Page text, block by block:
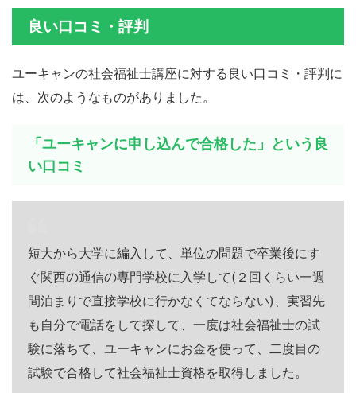
良い口コミ・評判
ユーキャンの社会福祉士講座に対する良い口コミ・評判に
は、次のようなものがありました。
「ユーキャンに申し込んで合格した」という良
い口コミ
短大から大学に編入して、単位の問題で卒業後にす
ぐ関西の通信の専門学校に入学して(２回くらい一週
間泊まりで直接学校に行かなくてならない)、実習先
も自分で電話をして探して、一度は社会福祉士の試
験に落ちて、ユーキャンにお金を使って、二度目の
試験で合格して社会福祉士資格を取得しました。